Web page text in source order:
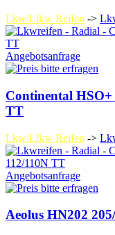
Lkw/Llkw Reifen ->
Angebotsanfrage
Continental HSO+
TT
Lkw/Llkw Reifen ->
Angebotsanfrage
Aeolus HN202